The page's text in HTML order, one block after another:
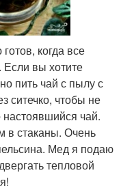
когда все
Если вы хотите
пить чай с пылу с
ситечко, чтобы не
чай.
в стаканы. Очень
Мед я подаю
тепловой